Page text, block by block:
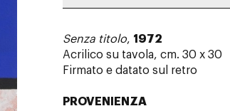
Senza titolo, 1972
Acrilico su tavola, cm. 30 x 30
Firmato e datato sul retro
PROVENIENZA